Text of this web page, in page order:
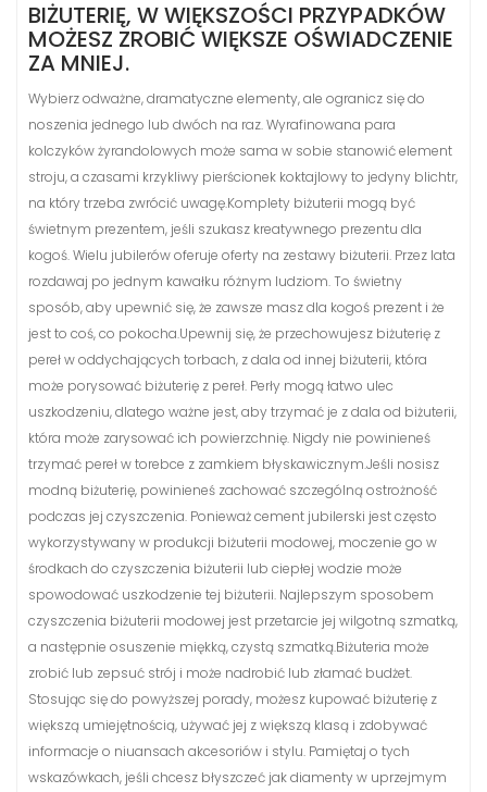
BIŻUTERIĘ, W WIĘKSZOŚCI PRZYPADKÓW
MOŻESZ ZROBIĆ WIĘKSZE OŚWIADCZENIE
ZA MNIEJ.
Wybierz odważne, dramatyczne elementy, ale ogranicz się do
noszenia jednego lub dwóch na raz. Wyrafinowana para
kolczyków żyrandolowych może sama w sobie stanowić element
stroju, a czasami krzykliwy pierścionek koktajlowy to jedyny blichtr,
na który trzeba zwrócić uwagę.Komplety biżuterii mogą być
świetnym prezentem, jeśli szukasz kreatywnego prezentu dla
kogoś. Wielu jubilerów oferuje oferty na zestawy biżuterii. Przez lata
rozdawaj po jednym kawałku różnym ludziom. To świetny
sposób, aby upewnić się, że zawsze masz dla kogoś prezent i że
jest to coś, co pokocha.Upewnij się, że przechowujesz biżuterię z
pereł w oddychających torbach, z dala od innej biżuterii, która
może porysować biżuterię z pereł. Perły mogą łatwo ulec
uszkodzeniu, dlatego ważne jest, aby trzymać je z dala od biżuterii,
która może zarysować ich powierzchnię. Nigdy nie powinieneś
trzymać pereł w torebce z zamkiem błyskawicznym.Jeśli nosisz
modną biżuterię, powinieneś zachować szczególną ostrożność
podczas jej czyszczenia. Ponieważ cement jubilerski jest często
wykorzystywany w produkcji biżuterii modowej, moczenie go w
środkach do czyszczenia biżuterii lub ciepłej wodzie może
spowodować uszkodzenie tej biżuterii. Najlepszym sposobem
czyszczenia biżuterii modowej jest przetarcie jej wilgotną szmatką,
a następnie osuszenie miękką, czystą szmatką.Biżuteria może
zrobić lub zepsuć strój i może nadrobić lub złamać budżet.
Stosując się do powyższej porady, możesz kupować biżuterię z
większą umiejętnością, używać jej z większą klasą i zdobywać
informacje o niuansach akcesoriów i stylu. Pamiętaj o tych
wskazówkach, jeśli chcesz błyszczeć jak diamenty w uprzejmym